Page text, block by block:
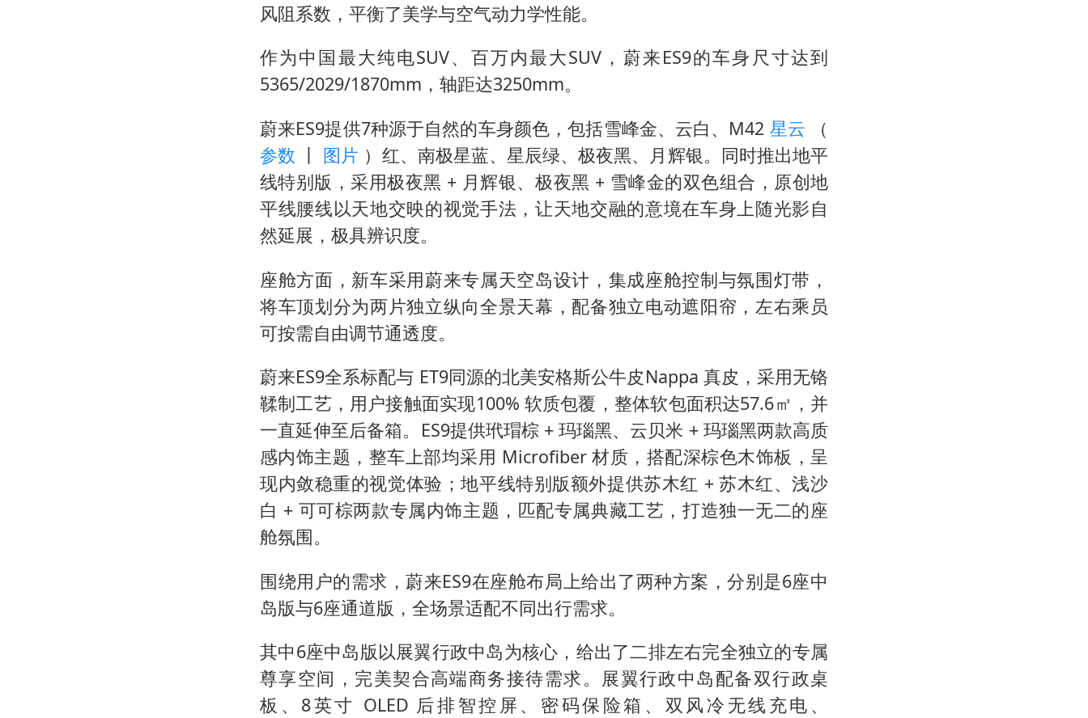
风阻系数，平衡了美学与空气动力学性能。
作为中国最大纯电SUV、百万内最大SUV，蔚来ES9的车身尺寸达到
5365/2029/1870mm，轴距达3250mm。
蔚来ES9提供7种源于自然的车身颜色，包括雪峰金、云白、M42 星云
（
参数 丨 图片 ）红、南极星蓝、星辰绿、极夜黑、月辉银。同时推出地平
线特别版，采用极夜黑 + 月辉银、极夜黑 + 雪峰金的双色组合，原创地
平线腰线以天地交映的视觉手法，让天地交融的意境在车身上随光影自
然延展，极具辨识度。
座舱方面，新车采用蔚来专属天空岛设计，集成座舱控制与氛围灯带，
将车顶划分为两片独立纵向全景天幕，配备独立电动遮阳帘，左右乘员
可按需自由调节通透度。
蔚来ES9全系标配与 ET9同源的北美安格斯公牛皮Nappa 真皮，采用无铬
鞣制工艺，用户接触面实现100% 软质包覆，整体软包面积达57.6㎡，并
一直延伸至后备箱。ES9提供玳瑁棕 + 玛瑙黑、云贝米 + 玛瑙黑两款高质
感内饰主题，整车上部均采用 Microfiber 材质，搭配深棕色木饰板，呈
现内敛稳重的视觉体验；地平线特别版额外提供苏木红 + 苏木红、浅沙
白 + 可可棕两款专属内饰主题，匹配专属典藏工艺，打造独一无二的座
舱氛围。
围绕用户的需求，蔚来ES9在座舱布局上给出了两种方案，分别是6座中
岛版与6座通道版，全场景适配不同出行需求。
其中6座中岛版以展翼行政中岛为核心，给出了二排左右完全独立的专属
尊享空间，完美契合高端商务接待需求。展翼行政中岛配备双行政桌
板、8英寸 OLED 后排智控屏、密码保险箱、双风冷无线充电、